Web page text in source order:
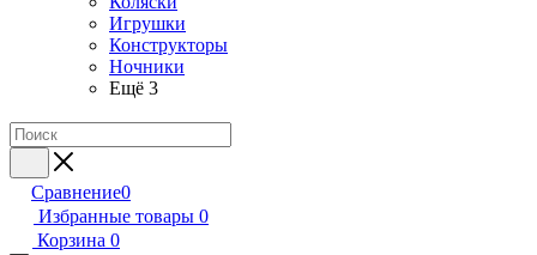
Игрушки
Конструкторы
Ночники
Ещё 3
Сравнение0
Избранные товары 0
Корзина 0